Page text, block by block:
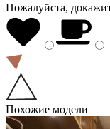
Пожалуйста,
Похожие модели